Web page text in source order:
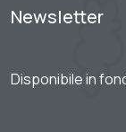
Newsletter
Disponibile in